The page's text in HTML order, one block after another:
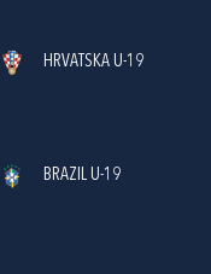
HRVATSKA U-19
BRAZIL U-19